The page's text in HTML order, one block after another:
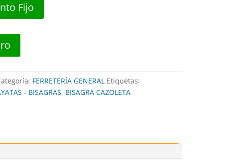
Fijo
FERRETERÍA GENERAL Etiquetas:
- BISAGRAS, BISAGRA CAZOLETA